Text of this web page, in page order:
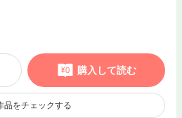
購入して読む
品をチェックする